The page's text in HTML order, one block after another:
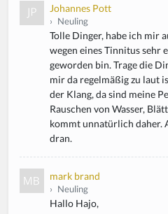
Johannes Pott
› Neuling
Tolle Dinger, habe ich mir
wegen eines Tinnitus sehr
geworden bin. Trage die
mir da regelmäßig zu laut
der Klang, da sind meine
Rauschen von Wasser,
kommt unnatürlich daher.
dran.
mark brand
› Neuling
Hallo Hajo,